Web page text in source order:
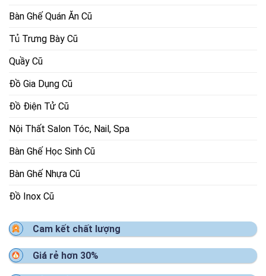
Bàn Ghế Quán Ăn Cũ
Tủ Trưng Bày Cũ
Quầy Cũ
Đồ Gia Dụng Cũ
Đồ Điện Tử Cũ
Nội Thất Salon Tóc, Nail, Spa
Bàn Ghế Học Sinh Cũ
Bàn Ghế Nhựa Cũ
Đồ Inox Cũ
Cam kết chất lượng
Giá rẻ hơn 30%